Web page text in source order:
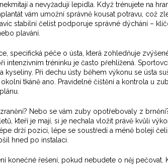
a nevyžadují lepidla. Když trénujete na
vám umožní správně kousat potravu, což
stabilní čelist podporuje správné dýchání –
plavání.
, specifická péče o ústa, která zohledňuje
intenzivním tréninku je často přehlížená.
kyseliny. Při dechu ústy během výkonu se ústa
tkáně ano. Pravidelné čištění a kontrola u
Nebo se vám zuby opotřebovaly z
kteří je mají, si je nechala vložit právě kvůli
drží pozici, lépe se soustředí a méně bolejí
hned po instalaci.
konečné řešení, pokud nebudete o něj pečovat.